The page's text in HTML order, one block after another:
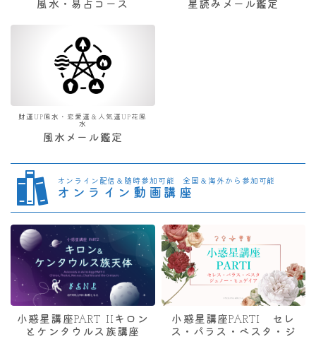
風水・易占コース 星読みメール鑑定
財運UP風水・恋愛運＆人気運UP花風
水
風水メール鑑定
オンライン配信＆随時参加可能 全国＆海外から参加可能
オンライン動画講座
小惑星講座PART IIキロン
とケンタウルス族講座
小惑星講座PARTI セレ
ス・パラス・ベスタ・ジ